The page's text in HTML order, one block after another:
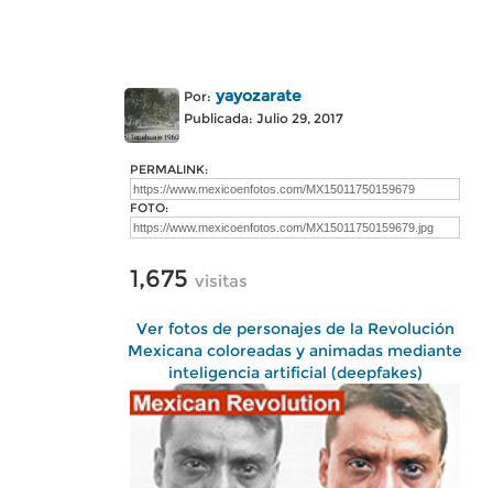
Por: yayozarate
Publicada: Julio 29, 2017
PERMALINK:
FOTO:
1,675 visitas
Ver fotos de personajes de la Revolución
Mexicana coloreadas y animadas mediante
inteligencia artificial (deepfakes)